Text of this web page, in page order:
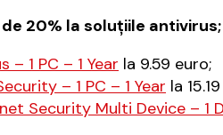
20% la soluțiile antivirus;
– 1 PC – 1 Year la 9.59 euro;
– 1 PC – 1 Year la
Security Multi Device – 1